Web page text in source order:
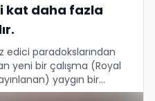
kat daha fazla
edici paradokslarından
yeni bir çalışma (Royal
yaygın bir
ve "iklim dostu" aynı